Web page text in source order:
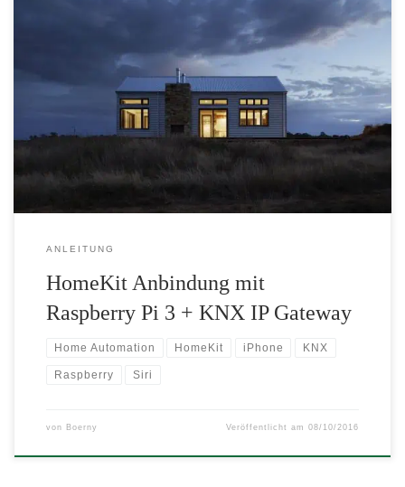
Diese Anleitung fasst alle nötigen Schritte zusammen, um einen
Raspberry PI 3 als Homekit Bridge für eine KNX Installation über
ein KNX-IP Gateway zu betreiben.
ANLEITUNG
HomeKit Anbindung mit
Raspberry Pi 3 + KNX IP Gateway
Home Automation HomeKit iPhone KNX
Raspberry Siri
von Boerny Veröffentlicht am08/10/2016